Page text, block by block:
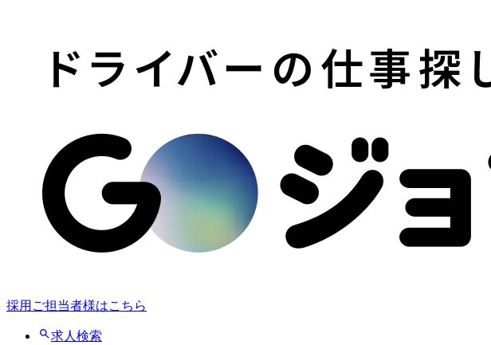
採用ご担当者様はこちら
求人検索